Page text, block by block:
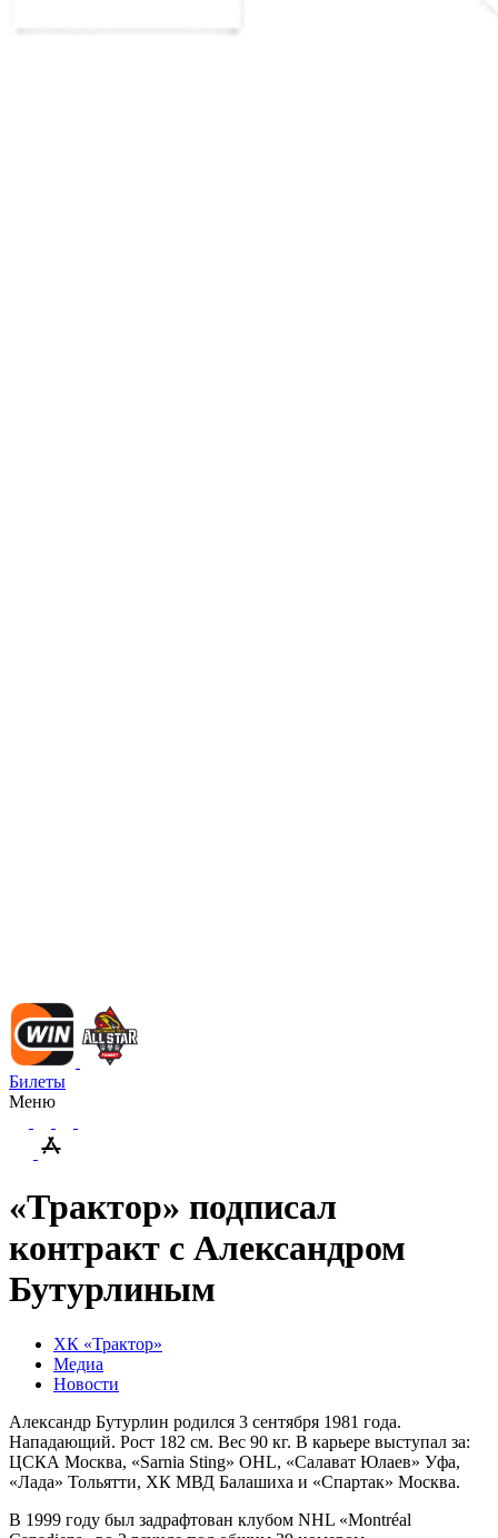
Билеты
Меню
«Трактор» подписал
контракт с Александром
Бутурлиным
ХК «Трактор»
Медиа
Новости
Александр Бутурлин родился 3 сентября 1981 года.
Нападающий. Рост 182 см. Вес 90 кг. В карьере выступал за:
ЦСКА Москва, «Sarnia Sting» OHL, «Салават Юлаев» Уфа,
«Лада» Тольятти, ХК МВД Балашиха и «Спартак» Москва.
В 1999 году был задрафтован клубом NHL «Montréal